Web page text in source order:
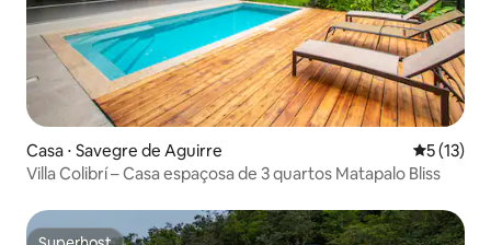
Casa ⋅ Savegre de Aguirre 5 de uma
5 (13)
Villa Colibrí – Casa espaçosa de 3 quartos Matapalo Bliss